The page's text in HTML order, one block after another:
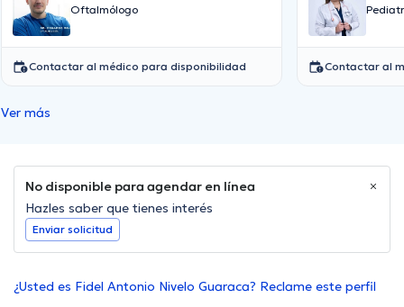
Oftalmólogo
Contactar al médico para disponibilidad Contactar al
Ver más
No disponible para agendar en línea
Hazles saber que tienes interés
Enviar solicitud
¿Usted es Fidel Antonio Nivelo Guaraca? Reclame este perfil